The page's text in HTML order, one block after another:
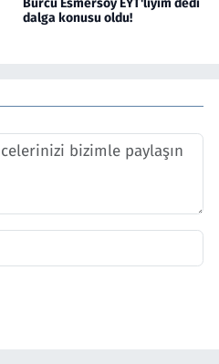
Burcu Esmersoy EYT'liyim dedi
dalga konusu oldu!